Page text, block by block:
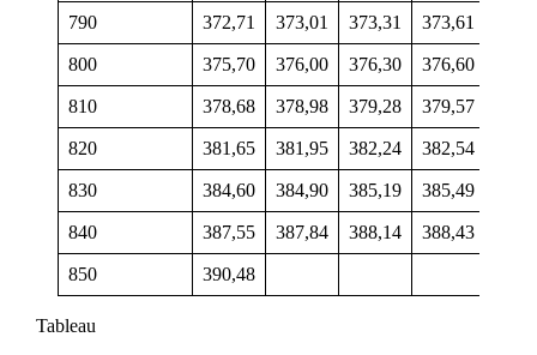
790 372,71 373,01 373,31 373,61
800 375,70 376,00 376,30 376,60
810 378,68 378,98 379,28 379,57
820 381,65 381,95 382,24 382,54
830 384,60 384,90 385,19 385,49
840 387,55 387,84 388,14 388,43
850 390,48
Tableau